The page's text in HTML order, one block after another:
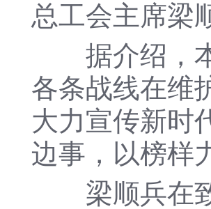
总工会主席梁
据介绍，本
各条战线在维
大力宣传新时
边事，以榜样
梁顺兵在致